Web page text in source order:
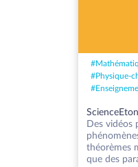
#
#Physique-
#
Des vidéos
théorèmes
que des